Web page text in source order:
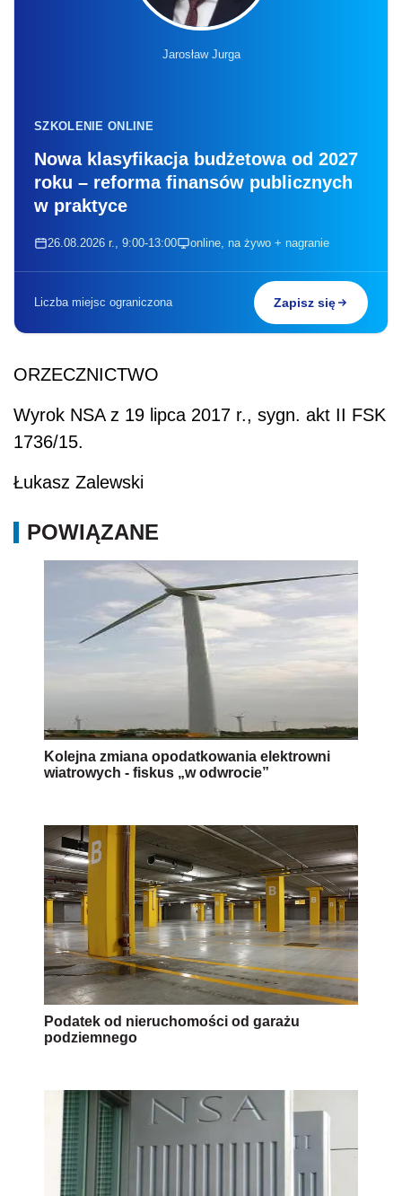
Jarosław Jurga
SZKOLENIE ONLINE
Nowa klasyfikacja budżetowa od 2027
roku – reforma finansów publicznych
w praktyce
26.08.2026 r., 9:00-13:00 online, na żywo + nagranie
Liczba miejsc ograniczona Zapisz się
ORZECZNICTWO
Wyrok NSA z 19 lipca 2017 r., sygn. akt II FSK
1736/15.
Łukasz Zalewski
POWIĄZANE
Kolejna zmiana opodatkowania elektrowni
wiatrowych - fiskus „w odwrocie”
Podatek od nieruchomości od garażu
podziemnego